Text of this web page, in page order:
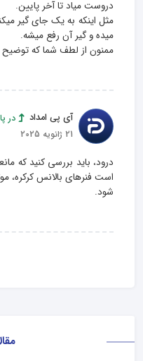
مثل اینکه به یک جای گیر
ممنون از لطف شما که توضیح
آی پی امداد
در
21 ژانویه 2025
درود، باید بررسی کنید که
است فنرهای بالانس کرکره،
شود.